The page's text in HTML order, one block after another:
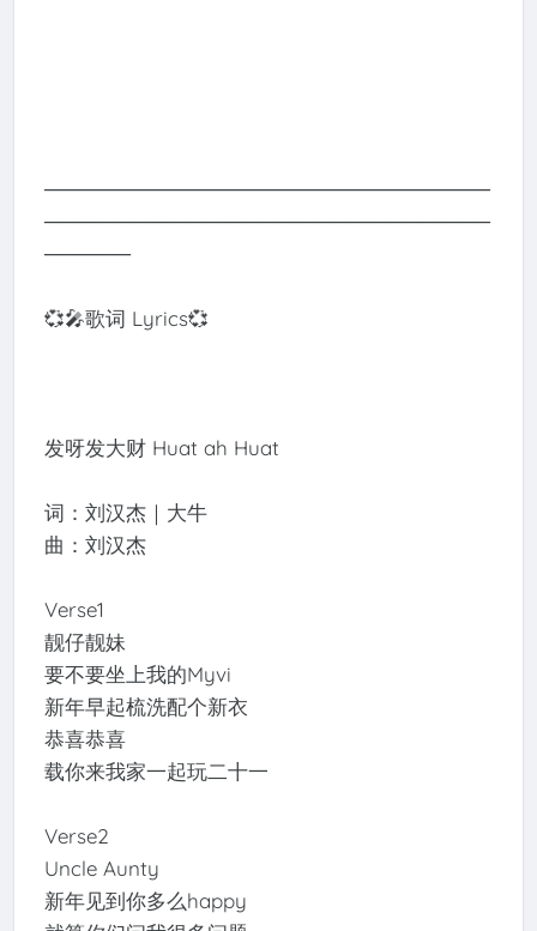
───────────────────────────────
───────────────────────────────
──────
💞🎤歌词 Lyrics💞
发呀发大财 Huat ah Huat
词：刘汉杰｜大牛
曲：刘汉杰
Verse1
靓仔靓妹
要不要坐上我的Myvi
新年早起梳洗配个新衣
恭喜恭喜
载你来我家一起玩二十一
Verse2
Uncle Aunty
新年见到你多么happy